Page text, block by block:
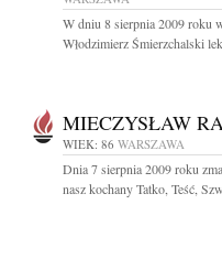
W dniu 8 sierpnia 2009 roku
Włodzimierz Śmierzchalski
MIECZYSŁAW
WIEK: 86 WARSZAWA
Dnia 7 sierpnia 2009 roku
nasz kochany Tatko, Teść,